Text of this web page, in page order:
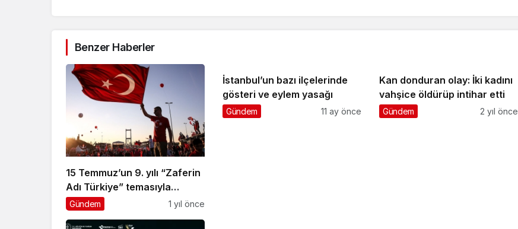
Benzer Haberler
15 Temmuz’un 9. yılı “Zaferin
Adı Türkiye” temasıyla
anılacak
Gündem 1 yıl önce
İstanbul’un bazı ilçelerinde
gösteri ve eylem yasağı
Gündem 11 ay önce
Kan donduran olay: İki kadını
vahşice öldürüp intihar etti
Gündem 2 yıl önce